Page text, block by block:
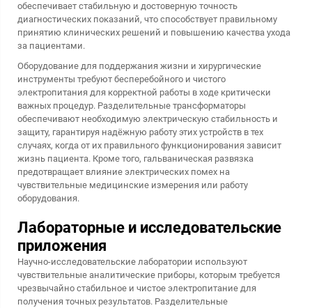
обеспечивает стабильную и достоверную точность
диагностических показаний, что способствует правильному
принятию клинических решений и повышению качества ухода
за пациентами.
Оборудование для поддержания жизни и хирургические
инструменты требуют бесперебойного и чистого
электропитания для корректной работы в ходе критически
важных процедур. Разделительные трансформаторы
обеспечивают необходимую электрическую стабильность и
защиту, гарантируя надёжную работу этих устройств в тех
случаях, когда от их правильного функционирования зависит
жизнь пациента. Кроме того, гальваническая развязка
предотвращает влияние электрических помех на
чувствительные медицинские измерения или работу
оборудования.
Лабораторные и исследовательские
приложения
Научно-исследовательские лаборатории используют
чувствительные аналитические приборы, которым требуется
чрезвычайно стабильное и чистое электропитание для
получения точных результатов. Разделительные